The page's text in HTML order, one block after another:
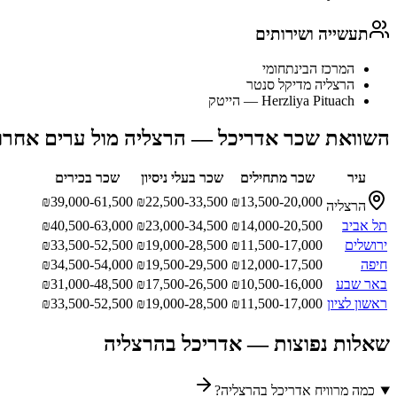
תעשייה ושירותים
המרכז הבינתחומי
הרצליה מדיקל סנטר
Herzliya Pituach — הייטק
השוואת שכר אדריכל— הרצליה מול ערים
עיר שכר מתחילים שכר בעלי ניסיון
שכר בכירים
הרצליה
₪13,500-20,000
₪22,500-33,500
₪39,000-61,500
תל אביב
₪14,000-20,500
₪23,000-34,500
₪40,500-63,000
ירושלים
₪11,500-17,000
₪19,000-28,500
₪33,500-52,500
חיפה
₪12,000-17,500
₪19,500-29,500
₪34,500-54,000
באר שבע
₪10,500-16,000
₪17,500-26,500
₪31,000-48,500
ראשון לציון
₪11,500-17,000
₪19,000-28,500
₪33,500-52,500
שאלות נפוצות —אדריכל בהרצליה
כמה מרוויח אדריכל בהרצליה?